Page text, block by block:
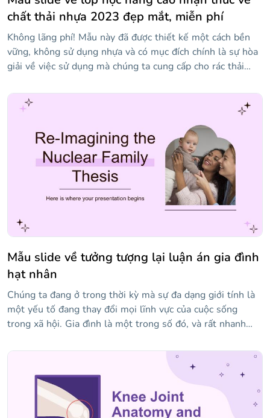
chất thải nhựa 2023 đẹp mắt, miễn phí
Không lãng phí! Mẫu này đã được thiết kế một cách bền
vững, không sử dụng nhựa và có mục đích chính là sự hòa
giải về việc sử dụng mà chúng ta cung cấp cho rác thải
sinh của mình và giúp họ nhận thức được thực tế ô nhiễm
và cách chúng ta vẫn có thời gian với những cử chỉ nhỏ,
cứu hành tinh. Một cử chỉ nhỏ? Chà, bạn có thể tải xuống
thiết kế này với phong cách rất bắt mắt: hình nền màu
tím, hình ảnh liên quan đến chủ đề, thông tin về việc sử
dụng chất thải nhựa và hơn thế nữa!
Mẫu slide về tưởng tượng lại luận án gia đình
hạt nhân
Chúng ta đang ở trong thời kỳ mà sự đa dạng giới tính là
một yếu tố đang thay đổi mọi lĩnh vực của cuộc sống
trong xã hội. Gia đình là một trong số đó, và rất nhanh
đang trở thành quá khứ. Bảo vệ luận điểm của bạn với
mẫu hấp dẫn này mà chúng tôi đã tạo cho bạn, với các tài
nguyên như đồ họa, biểu tượng và hình ảnh sẽ giúp bạn
tranh luận ý tưởng của mình một cách tốt nhất. Tải xuống
và cá nhân hóa nó với dữ liệu của bạn. Chúc may mắn!